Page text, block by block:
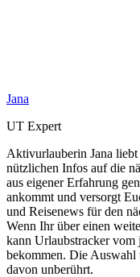
Jana
UT Expert
Aktivurlauberin Jana
nützlichen Infos auf die
aus eigener Erfahrung
ankommt und versorgt
und Reisenews für den
Wenn Ihr über einen
kann Urlaubstracker vom
bekommen. Die
davon unberührt.